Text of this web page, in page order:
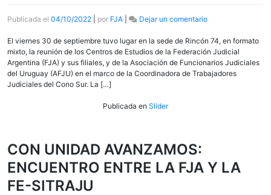
Publicada el 04/10/2022 por FJA Dejar un comentarioen
DE
CENTROS
DE
ESTUDIOS
AFJU
El viernes 30 de septiembre tuvo lugar en la sede de Rincón 74, en formato
mixto, la reunión de los Centros de Estudios de la Federación Judicial
Argentina (FJA) y sus filiales, y de la Asociación de Funcionarios Judiciales
del Uruguay (AFJU) en el marco de la Coordinadora de Trabajadores
Judiciales del Cono Sur. La […]
Publicada en Slider
CON UNIDAD AVANZAMOS:
ENCUENTRO ENTRE LA FJA Y LA
FE-SITRAJU